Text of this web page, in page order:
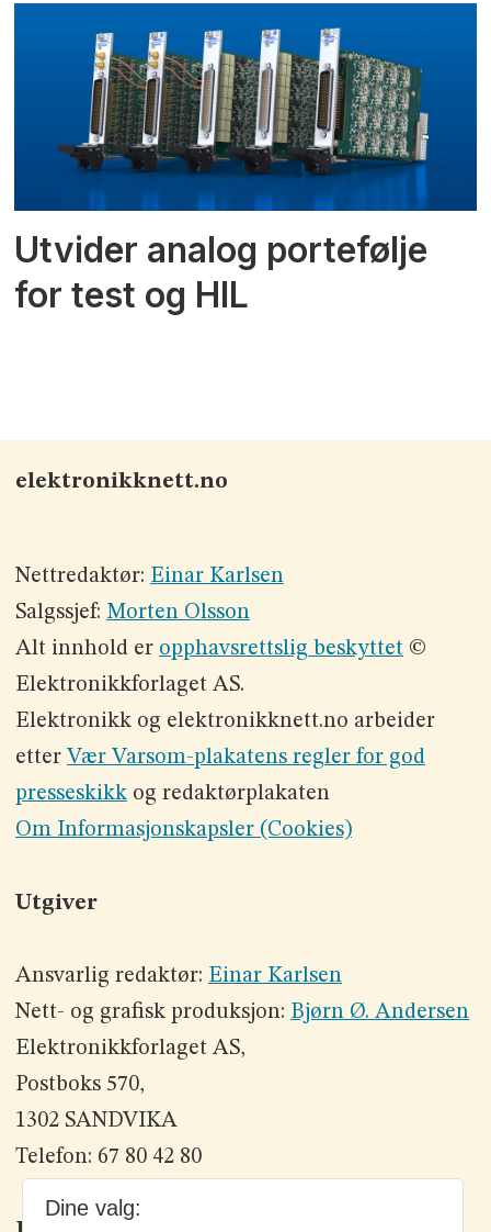
Utvider analog portefølje
for test og HIL
elektronikknett.no
Nettredaktør: Einar Karlsen
Salgssjef: Morten Olsson
Alt innhold er opphavsrettslig beskyttet©
Elektronikkforlaget AS.
Elektronikk og elektronikknett.no arbeider
etter Vær Varsom-plakatens regler for god
presseskikkog redaktørplakaten
Om Informasjonskapsler (Cookies)
Utgiver
Ansvarlig redaktør: Einar Karlsen
Nett- og grafisk produksjon: Bjørn Ø. Andersen
Elektronikkforlaget AS,
Postboks 570,
1302 SANDVIKA
Telefon: 67 80 42 80
Dine valg: